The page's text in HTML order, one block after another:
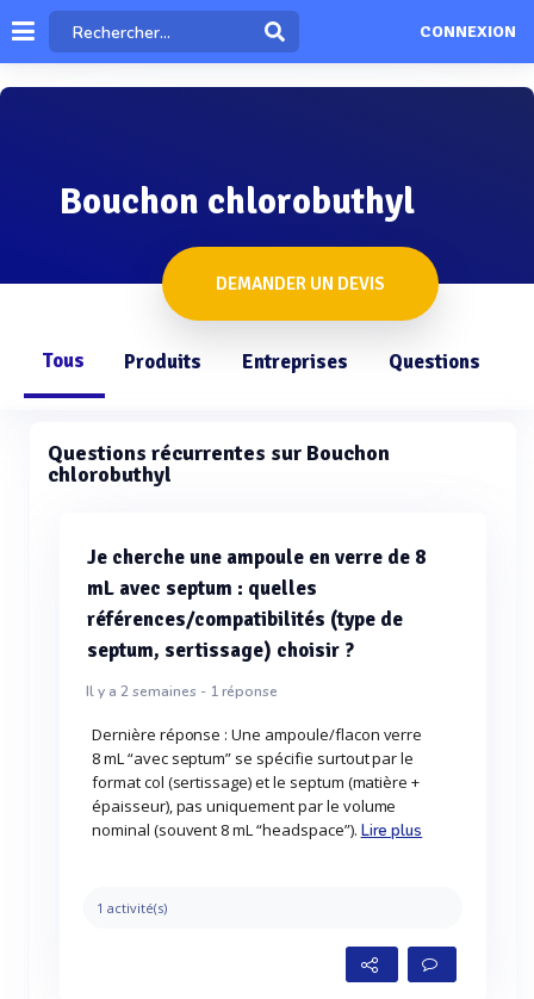
CONNEXION
Bouchon chlorobuthyl
DEMANDER UN DEVIS
Tous Produits Entreprises Questions
Questions récurrentes sur Bouchon
chlorobuthyl
Je cherche une ampoule en verre de 8
mL avec septum : quelles
références/compatibilités (type de
septum, sertissage) choisir ?
Il y a 2 semaines - 1réponse
Dernière réponse : Une ampoule/flacon verre
8 mL “avec septum” se spécifie surtout par le
format col (sertissage) et le septum (matière +
épaisseur), pas uniquement par le volume
nominal (souvent 8 mL “headspace”). Lire plus
1 activité(s)